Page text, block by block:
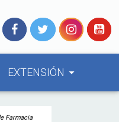
EXTENSIÓN arrow_drop_down
Farmacia